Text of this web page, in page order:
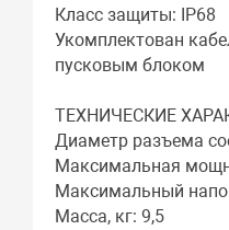
Класс защиты: IP68
Укомплектован
пусковым блоком
ТЕХНИЧЕСКИЕ
Диаметр разъема
Максимальная
Максимальный
Масса, кг: 9,5